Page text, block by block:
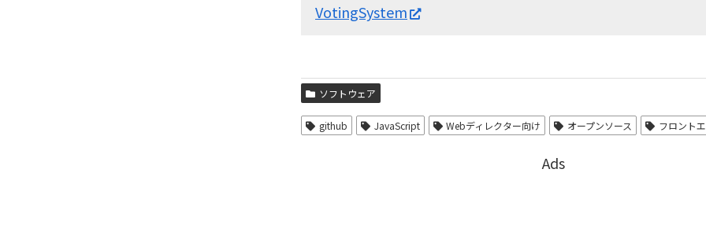
VotingSystem
ソフトウェア
github JavaScript Webディレクター向け オープンソース フロント
Ads